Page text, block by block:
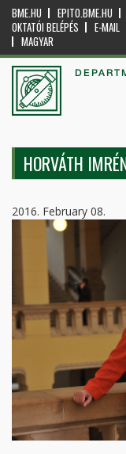
BME.HU EPITO.BME.HU
OKTATÓI BELÉPÉS
E-MAIL
MAGYAR
HORVÁTH
2016. February 08.